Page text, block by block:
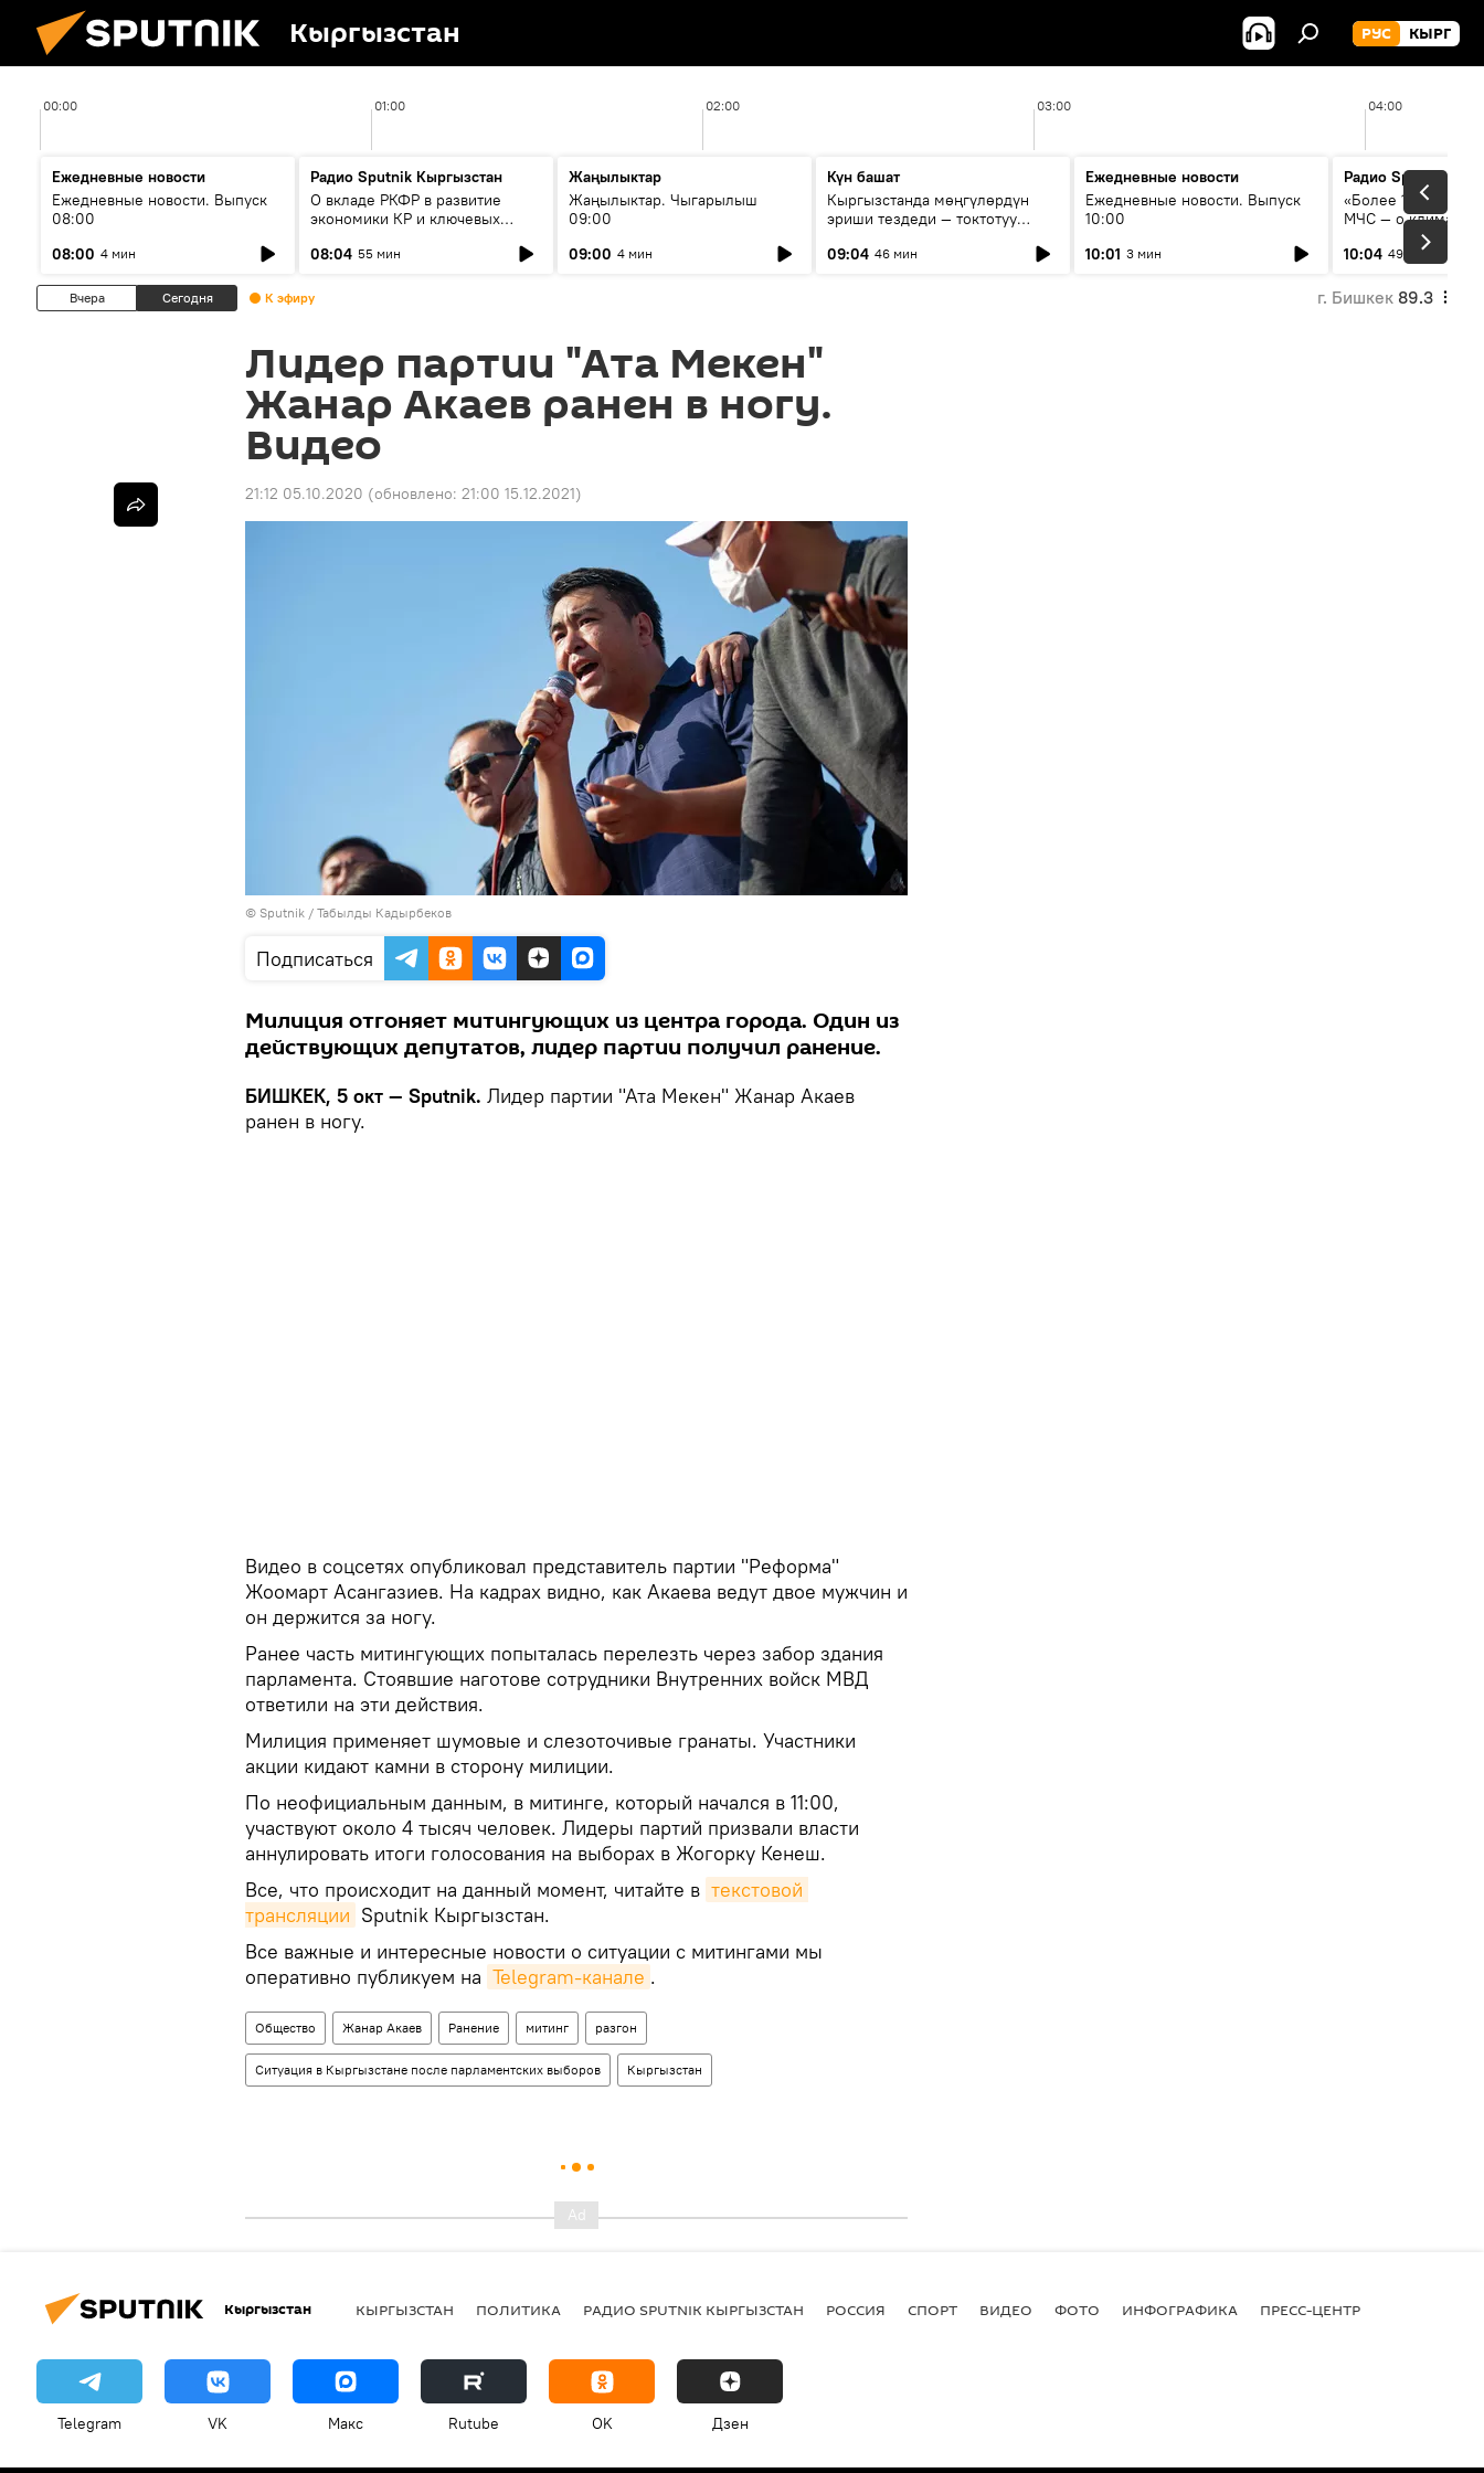
Кыргызстан РУС КЫРГ
00:00 01:00 02:00 03:00 04:00
Ежедневные новости
Ежедневные новости. Выпуск
08:00
08:00 4 мин
Радио Sputnik Кыргызстан
О вкладе РКФР в развитие
экономики КР и ключевых
08:04 55 мин
Жаңылыктар
Жаңылыктар. Чыгарылыш
09:00
09:00 4 мин
Күн башат
Кыргызстанда мөңгүлөрдүн
эриши тездеди — токтотуу
09:04 46 мин
Ежедневные новости
Ежедневные новости. Выпуск
10:00
10:01 3 мин
Радио Sputnik
«Более 1200 сёл в
МЧС — о климате,
системе
населения
10:04 49 мин
Вчера Сегодня К эфиру г. Бишкек 89.3
Лидер партии "Ата Мекен"
Жанар Акаев ранен в ногу.
Видео
21:12 05.10.2020 (обновлено: 21:00 15.12.2021)
© Sputnik / Табылды Кадырбеков
Подписаться
Милиция отгоняет митингующих из центра города. Один из
действующих депутатов, лидер партии получил ранение.
БИШКЕК, 5 окт — Sputnik. Лидер партии "Ата Мекен" Жанар Акаев
ранен в ногу.
Видео в соцсетях опубликовал представитель партии "Реформа"
Жоомарт Асангазиев. На кадрах видно, как Акаева ведут двое мужчин и
он держится за ногу.
Ранее часть митингующих попыталась перелезть через забор здания
парламента. Стоявшие наготове сотрудники Внутренних войск МВД
ответили на эти действия.
Милиция применяет шумовые и слезоточивые гранаты. Участники
акции кидают камни в сторону милиции.
По неофициальным данным, в митинге, который начался в 11:00,
участвуют около 4 тысяч человек. Лидеры партий призвали власти
аннулировать итоги голосования на выборах в Жогорку Кенеш.
Все, что происходит на данный момент, читайте в текстовой
трансляции Sputnik Кыргызстан.
Все важные и интересные новости о ситуации с митингами мы
оперативно публикуем на Telegram-канале .
Общество Жанар Акаев Ранение митинг разгон
Ситуация в Кыргызстане после парламентских выборов Кыргызстан
Кыргызстан КЫРГЫЗСТАН ПОЛИТИКА РАДИО SPUTNIK КЫРГЫЗСТАН РОССИЯ СПОРТ ВИДЕО ФОТО ИНФОГРАФИКА ПРЕСС-ЦЕНТР
Telegram VK Макс Rutube OK Дзен